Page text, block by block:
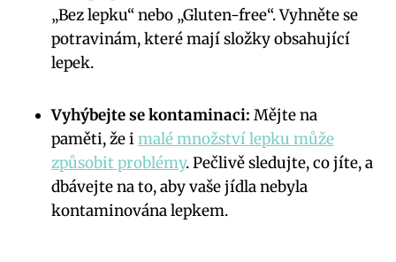
„Bez lepku“ nebo „Gluten-free“. Vyhněte se
potravinám, které mají složky obsahující
lepek.
Vyhýbejte se kontaminaci: Mějte na
paměti, že i malé množství lepku může
způsobit problémy. Pečlivě sledujte, co jíte, a
dbávejte na to, aby vaše jídla nebyla
kontaminována lepkem.